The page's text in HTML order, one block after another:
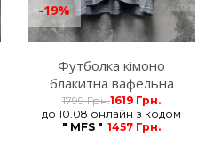
Футболка кімоно
блакитна вафельна
MFStore
1799 Грн.1619 Грн.
до 10.08 онлайн з кодом
" MFS " 1457 Грн.
-19%